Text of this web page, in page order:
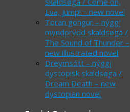
Eva, jump! – new novel
Toran gongur – nýggj
myndprýdd skaldsøga /
The Sound of Thunder –
new illustrated novel
Dreymsótt – nýggj
dystopisk skaldsøga /
Dream Death – new
dystopian novel